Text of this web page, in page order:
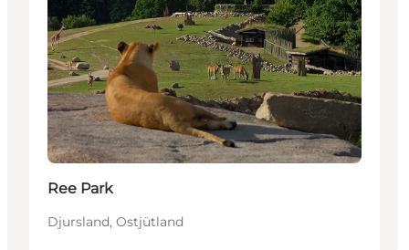
Ree Park
Djursland, Ostjütland